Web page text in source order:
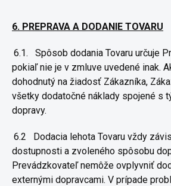
6. PREPRAVA A DODANIE TOVARU
6.1.
Spôsob dodania Tovaru určuje
pokiaľ nie je v zmluve uvedené inak.
dohodnutý na žiadosť Zákazníka,
všetky dodatočné náklady spojené s
dopravy.
6.2
Dodacia lehota Tovaru vždy
dostupnosti a zvoleného spôsobu
Prevádzkovateľ nemôže ovplyvniť
externými dopravcami. V prípade